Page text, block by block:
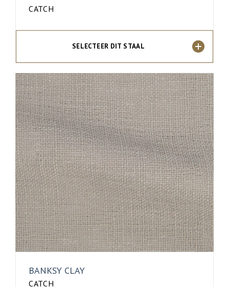
CATCH
SELECTEER DIT STAAL
BANKSY CLAY
CATCH